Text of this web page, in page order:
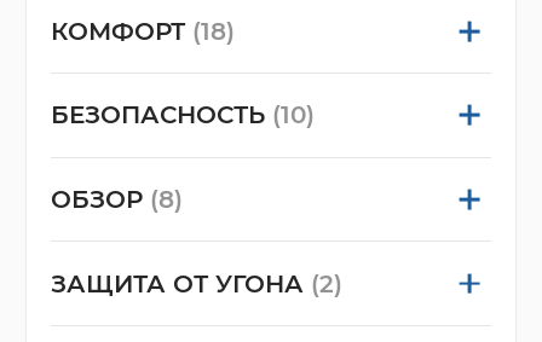
КОМФОРТ (18)
БЕЗОПАСНОСТЬ (10)
ОБЗОР (8)
ЗАЩИТА ОТ УГОНА (2)